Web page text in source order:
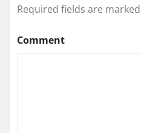
Required fields are marked
Comment